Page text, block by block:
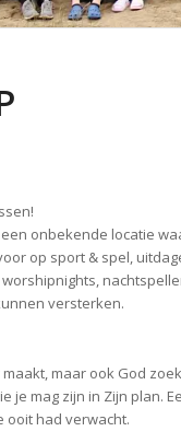
onbekende locatie
op sport & spel,
versterken.
maar ook God
je mag zijn in Zijn plan.
ooit had verwacht.